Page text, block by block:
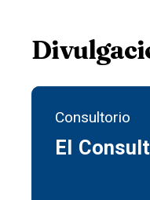
Consultorio
El